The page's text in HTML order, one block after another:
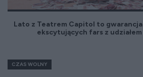
Lato z Teatrem Capitol to
ekscytujących fars z
CZAS WOLNY